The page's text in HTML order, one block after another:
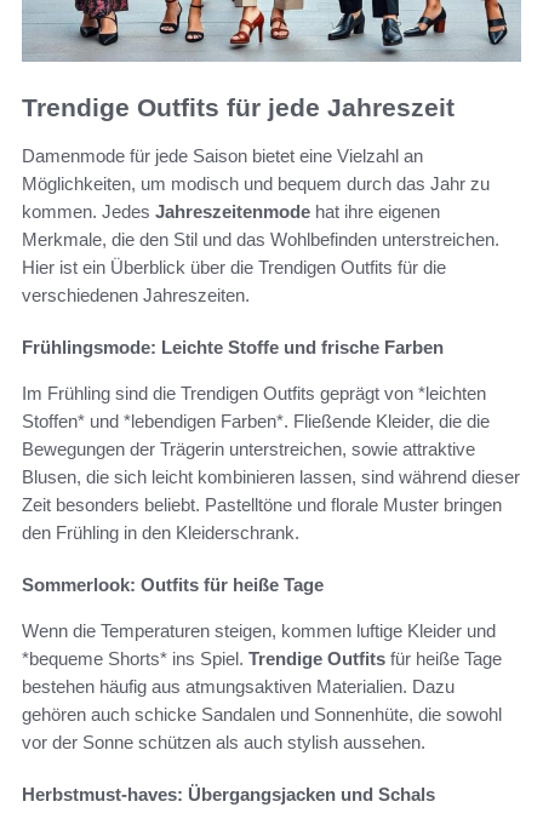
Trendige Outfits für jede Jahreszeit
Damenmode für jede Saison bietet eine Vielzahl an
Möglichkeiten, um modisch und bequem durch das Jahr zu
kommen. Jedes Jahreszeitenmode hat ihre eigenen
Merkmale, die den Stil und das Wohlbefinden unterstreichen.
Hier ist ein Überblick über die Trendigen Outfits für die
verschiedenen Jahreszeiten.
Frühlingsmode: Leichte Stoffe und frische Farben
Im Frühling sind die Trendigen Outfits geprägt von *leichten
Stoffen* und *lebendigen Farben*. Fließende Kleider, die die
Bewegungen der Trägerin unterstreichen, sowie attraktive
Blusen, die sich leicht kombinieren lassen, sind während dieser
Zeit besonders beliebt. Pastelltöne und florale Muster bringen
den Frühling in den Kleiderschrank.
Sommerlook: Outfits für heiße Tage
Wenn die Temperaturen steigen, kommen luftige Kleider und
*bequeme Shorts* ins Spiel. Trendige Outfits für heiße Tage
bestehen häufig aus atmungsaktiven Materialien. Dazu
gehören auch schicke Sandalen und Sonnenhüte, die sowohl
vor der Sonne schützen als auch stylish aussehen.
Herbstmust-haves: Übergangsjacken und Schals